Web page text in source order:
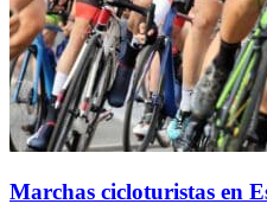
Marchas cicloturistas en